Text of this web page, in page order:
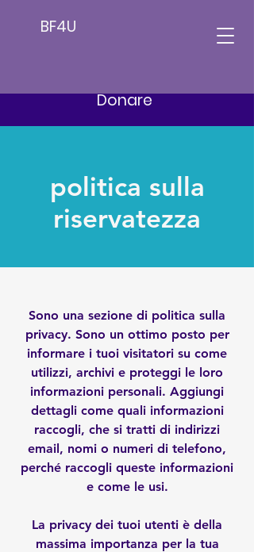
BF4U
Donare
politica sulla
riservatezza
Sono una sezione di politica sulla
privacy. Sono un ottimo posto per
informare i tuoi visitatori su come
utilizzi, archivi e proteggi le loro
informazioni personali. Aggiungi
dettagli come quali informazioni
raccogli, che si tratti di indirizzi
email, nomi o numeri di telefono,
perché raccogli queste informazioni
e come le usi.
La privacy dei tuoi utenti è della
massima importanza per la tua